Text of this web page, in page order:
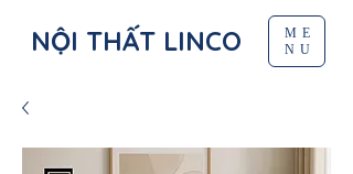
NỘI THẤT LINCO
ME
NU